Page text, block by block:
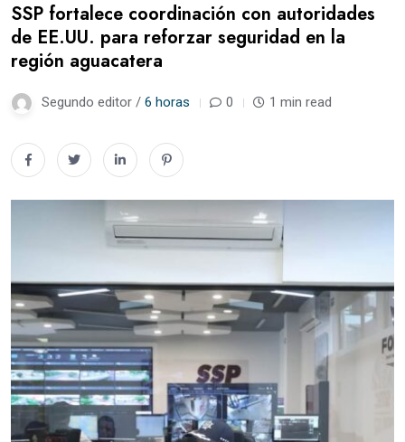
SSP fortalece coordinación con autoridades
de EE.UU. para reforzar seguridad en la
región aguacatera
Segundo editor / 6 horas 0 1 min read